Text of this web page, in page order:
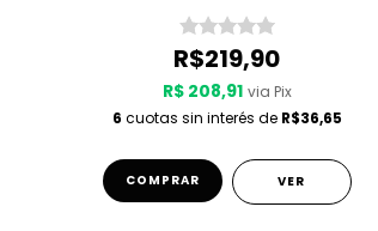
R$219,90
R$ 208,91 via Pix
6 cuotas sin interés de R$36,65
COMPRAR VER